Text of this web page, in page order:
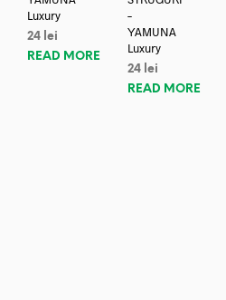
Luxury
24 lei
READ MORE
–
YAMUNA
Luxury
24 lei
READ MORE